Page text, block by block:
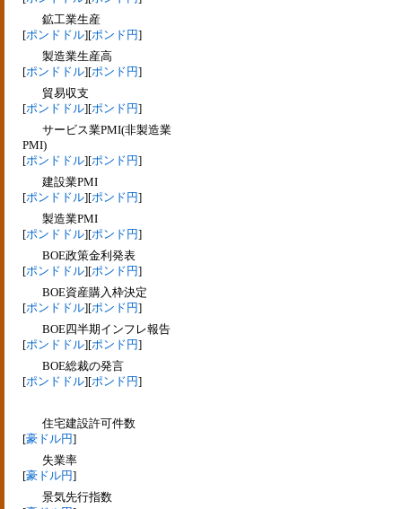
鉱工業生産
[ポンドドル][ポンド円]
製造業生産高
[ポンドドル][ポンド円]
貿易収支
[ポンドドル][ポンド円]
サービス業PMI(非製造業
PMI)
[ポンドドル][ポンド円]
建設業PMI
[ポンドドル][ポンド円]
製造業PMI
[ポンドドル][ポンド円]
BOE政策金利発表
[ポンドドル][ポンド円]
BOE資産購入枠決定
[ポンドドル][ポンド円]
BOE四半期インフレ報告
[ポンドドル][ポンド円]
BOE総裁の発言
[ポンドドル][ポンド円]
住宅建設許可件数
[豪ドル円]
失業率
[豪ドル円]
景気先行指数